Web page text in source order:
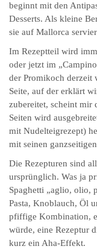
beginnt mit den
Desserts. Als kleine
sie auf Mallorca
Im Rezeptteil wird
oder jetzt im
der Promikoch derzeit
Seite, auf der erklärt
zubereitet, scheint mir
Seiten wird
mit Nudelteigrezept)
mit seinen
Die Rezepturen sind
ursprünglich. Was ja
Spaghetti „aglio, olio,
Pasta, Knoblauch, Öl
pfiffige Kombination,
würde, eine Rezeptur
kurz ein Aha-Effekt.